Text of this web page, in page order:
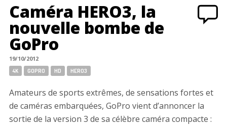
Caméra HERO3, la
nouvelle bombe de
GoPro
19/10/2012
Tags:
4K GOPRO HD HERO3
Amateurs de sports extrêmes, de sensations fortes et
de caméras embarquées, GoPro vient d’annoncer la
sortie de la version 3 de sa célèbre caméra compacte :